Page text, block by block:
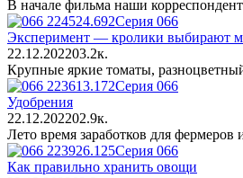
В начале фильма наши
Серия 066
Эксперимент — кролики выбирают
22.12.202203.2к.
Крупные яркие томаты,
Серия 066
Удобрения
22.12.202202.9к.
Лето время заработков для
Серия 066
Как правильно хранить овощи